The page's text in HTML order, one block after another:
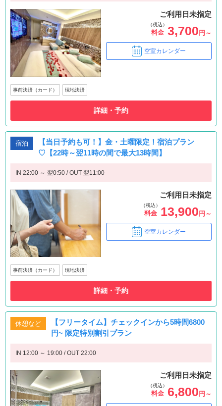
ご利用日未指定
（税込）
料金 3,700 円～
空室カレンダー
事前決済（カード） 現地決済
詳細・予約
宿泊
【当日予約も可！】金・土曜限定！宿泊プラン
♡【22時～翌11時の間で最大13時間】
IN 22:00 ～ 翌0:50 / OUT 翌11:00
ご利用日未指定
（税込）
料金 13,900円～
空室カレンダー
事前決済（カード） 現地決済
詳細・予約
休憩など
【フリータイム】チェックインから5時間6800
円~ 限定特別割引プラン
IN 12:00 ～ 19:00 / OUT 22:00
ご利用日未指定
（税込）
料金 6,800 円～